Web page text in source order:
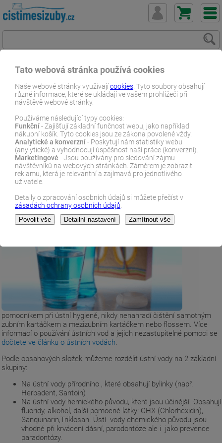
Tato webová stránka používá cookies
Naše webové stránky využívajícookies . Tyto soubory obsahují
různé informace, které se ukládají ve vašem prohlížeči při
návštěvě webové stránky.
Používáme následující typy cookies:
Funkční- Zajišťují základní funčnost webu, jako například
nákupní košík. Tyto cookies jsou ze zákona povolené vždy.
Analytické a konverzní- Poskytují nám statistiky webu
(anylytické) a vyhodnocují úspěšnost naší práce (konverzní).
Marketingové - Jsou používány pro sledování zájmu
návštěvníků na webových stránkách. Záměrem je zobrazit
reklamu, která je relevantní a zajímavá pro jednotlivého
uživatele.
Detaily o zpracování osobních údajů si můžete přečíst v
zásadách ochrany osobních údajů
ČistímeSiZuby.cz O zubech
Ústní vody a svěží dech
Ústní vody - Dělení dle účinku
E-SHOP
Ústní vody - Dělení dle účinku
pomocníkem při ústní hygieně, nikdy nenahradí čištění samotným
zubním kartáčkem a mezizubním kartáčkem nebo flossem. Více
informací o používání ústních vod a jejich nezastupitelné pomoci se
dočtete ve článku o ústních vodách.
Podle obsahových složek můžeme rozdělit ústní vody na 2 základní
skupiny:
Na ústní vody přírodního , které obsahují bylinky (např.
Herbadent, Santoin)
Na ústní vody hemického původu, které jsou účinější. Obsahují
fluoridy, alkohol, další pomocné látky: CHX (Chlorhexidin),
Sanquinarin,Triklosan. Ústí vody chemického původu jsou
vhodné při krvácení dásní, parodontóze ale i jako prevence
paradontózy.